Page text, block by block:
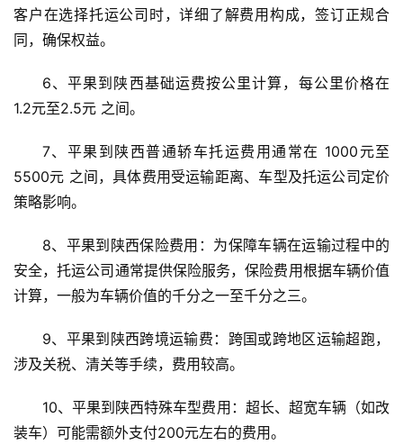
客户在选择托运公司时，详细了解费用构成，签订正规合
同，确保权益。
6、平果到陕西基础运费按公里计算，每公里价格在
1.2元至2.5元 之间。
7、平果到陕西普通轿车托运费用通常在 1000元至
5500元 之间，具体费用受运输距离、车型及托运公司定价
策略影响。
8、平果到陕西保险费用：为保障车辆在运输过程中的
安全，托运公司通常提供保险服务，保险费用根据车辆价值
计算，一般为车辆价值的千分之一至千分之三。
9、平果到陕西跨境运输费：跨国或跨地区运输超跑，
涉及关税、清关等手续，费用较高。
10、平果到陕西特殊车型费用：超长、超宽车辆（如改
装车）可能需额外支付200元左右的费用。